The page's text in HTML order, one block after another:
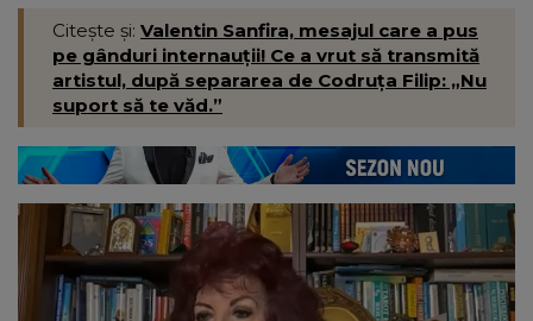
Citește și: Valentin Sanfira, mesajul care a pus
pe gânduri internauții! Ce a vrut să transmită
artistul, după separarea de Codruța Filip: „Nu
suport să te văd.”